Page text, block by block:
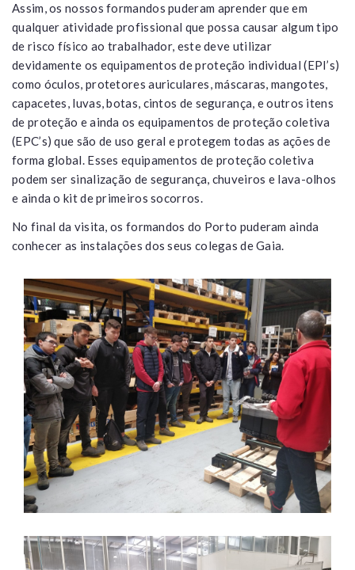
Assim, os nossos formandos puderam aprender que em
qualquer atividade profissional que possa causar algum tipo
de risco físico ao trabalhador, este deve utilizar
devidamente os equipamentos de proteção individual (EPI’s)
como óculos, protetores auriculares, máscaras, mangotes,
capacetes, luvas, botas, cintos de segurança, e outros itens
de proteção e ainda os equipamentos de proteção coletiva
(EPC’s) que são de uso geral e protegem todas as ações de
forma global. Esses equipamentos de proteção coletiva
podem ser sinalização de segurança, chuveiros e lava-olhos
e ainda o kit de primeiros socorros.
No final da visita, os formandos do Porto puderam ainda
conhecer as instalações dos seus colegas de Gaia.